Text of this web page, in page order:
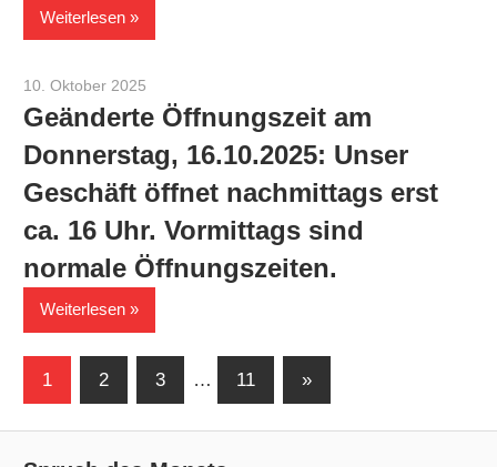
Weiterlesen
10. Oktober 2025
Geänderte Öffnungszeit am
Donnerstag, 16.10.2025: Unser
Geschäft öffnet nachmittags erst
ca. 16 Uhr. Vormittags sind
normale Öffnungszeiten.
Weiterlesen
Seitennummerierung
1 2 3 … 11
Nächste
Beiträge
»